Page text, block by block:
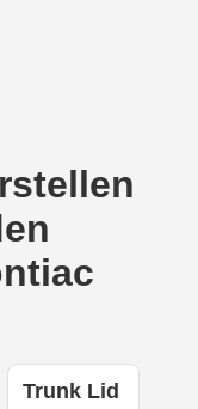
Trunk Lid